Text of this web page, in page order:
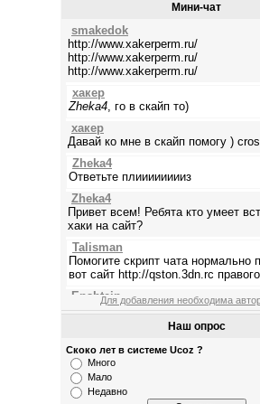
Мини-чат
Для добавления необходима
Наш опрос
Скоко лет в системе Ucoz ?
Много
Мало
Недавно